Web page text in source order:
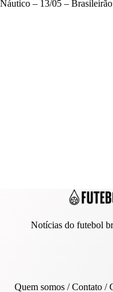
Náutico – 13/05 –
Notícias do futebol
Quem somos/Contato/